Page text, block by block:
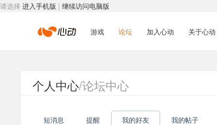
请选择 进入手机版 | 继续访问电脑版
心
动
游戏 论坛 加入心动 关于心动
个人中心/论坛中心
短消息 提醒 我的好友 我的帖子